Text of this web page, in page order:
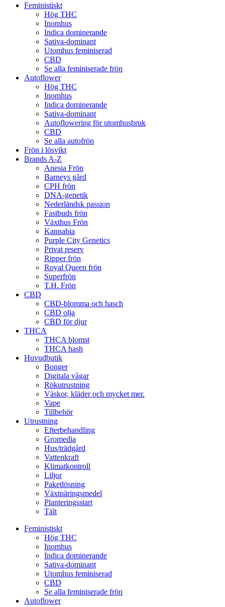
Feministiskt
Hög THC
Inomhus
Indica dominerande
Sativa-dominant
Utomhus feminiserad
CBD
Se alla feminiserade frön
Autoflower
Hög THC
Inomhus
Indica dominerande
Sativa-dominant
Autoflowering för utomhusbruk
CBD
Se alla autofrön
Frön i lösvikt
Brands A-Z
Anesia Frön
Barneys gård
CPH frön
DNA-genetik
Nederländsk passion
Fastbuds frön
Växthus Frön
Kannabia
Purple City Genetics
Privat reserv
Ripper frön
Royal Queen frön
Superfrön
T.H. Frön
CBD
CBD-blomma och hasch
CBD olja
CBD för djur
THCA
THCA blomst
THCA hash
Huvudbutik
Bonger
Digitala vågar
Rökutrustning
Väskor, kläder och mycket mer.
Vape
Tillbehör
Utrustning
Efterbehandling
Gromedia
Hus/trädgård
Vattenkraft
Klimatkontroll
Liljor
Paketlösning
Växtnäringsmedel
Planteringsstart
Tält
Feministiskt
Hög THC
Inomhus
Indica dominerande
Sativa-dominant
Utomhus feminiserad
CBD
Se alla feminiserade frön
Autoflower